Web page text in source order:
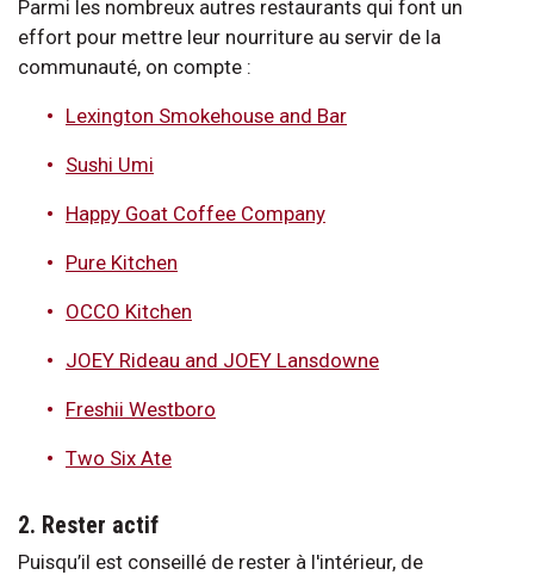
Parmi les nombreux autres restaurants qui font un
effort pour mettre leur nourriture au servir de la
communauté, on compte :
Lexington Smokehouse and Bar
Sushi Umi
Happy Goat Coffee Company
Pure Kitchen
OCCO Kitchen
JOEY Rideau and JOEY Lansdowne
Freshii Westboro
Two Six Ate
2. Rester actif
Puisqu’il est conseillé de rester à l'intérieur, de